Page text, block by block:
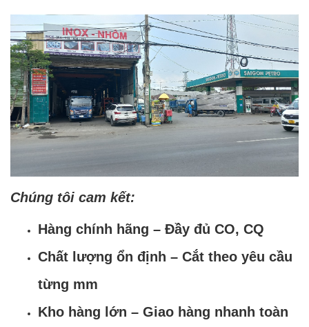
Chúng tôi cam kết:
Hàng chính hãng – Đầy đủ CO, CQ
Chất lượng ổn định – Cắt theo yêu cầu
từng mm
Kho hàng lớn – Giao hàng nhanh toàn